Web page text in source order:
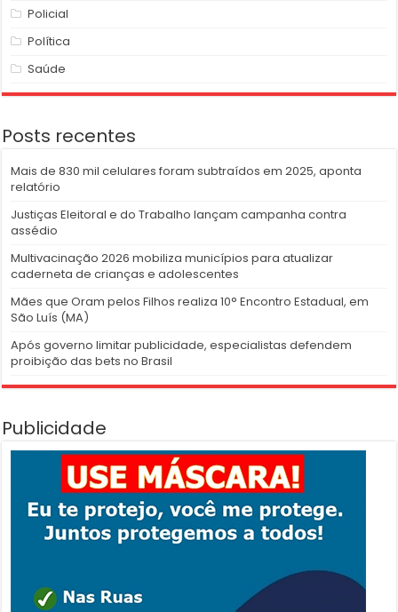
Policial
Política
Saúde
Posts recentes
Mais de 830 mil celulares foram subtraídos em 2025, aponta
relatório
Justiças Eleitoral e do Trabalho lançam campanha contra
assédio
Multivacinação 2026 mobiliza municípios para atualizar
caderneta de crianças e adolescentes
Mães que Oram pelos Filhos realiza 10° Encontro Estadual, em
São Luís (MA)
Após governo limitar publicidade, especialistas defendem
proibição das bets no Brasil
Publicidade